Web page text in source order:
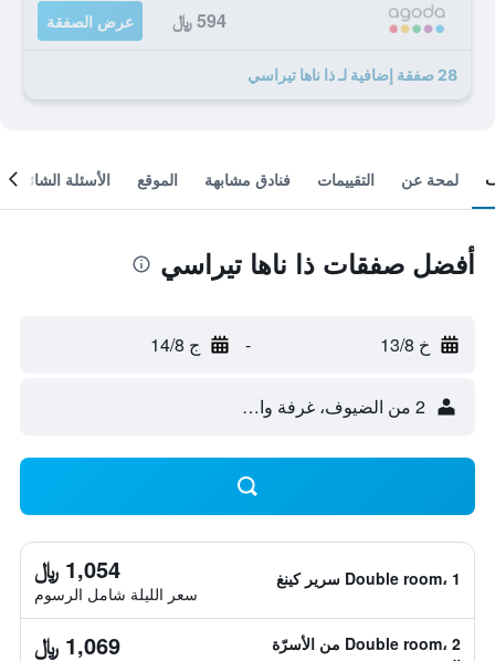
594 ﷼ عرض الصفقة
28 صفقة إضافية لـ ذا ناها تيراسي
لمحة عن التقييمات فنادق مشابهة الموقع الأسئلة الشائعة
أفضل صفقات ذا ناها تيراسي
خ 13/8 - ج 14/8
2 من الضيوف، غرفة واحدة
Double room، 1 سرير كينغ 1,054 ﷼
سعر الليلة شامل الرسوم
Double room، 2 من الأسرّة
1,069 ﷼